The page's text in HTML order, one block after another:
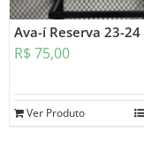
Ava-í Reserva 23-24
R$ 75,00
Ver Produto